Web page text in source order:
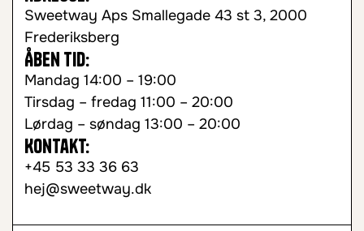
Sweetway Aps Smallegade 43 st 3, 2000
Frederiksberg
Åben tid:
Mandag 14:00 – 19:00
Tirsdag – fredag 11:00 – 20:00
Lørdag – søndag 13:00 – 20:00
Kontakt:
+45 53 33 36 63
hej@sweetway.dk